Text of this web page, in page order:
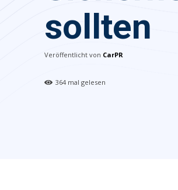
sollten
Veröffentlicht von CarPR
364 mal gelesen